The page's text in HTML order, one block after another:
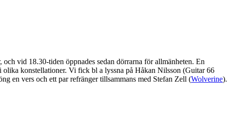
vid 18.30-tiden öppnades sedan dörrarna för allmänheten. En
olika konstellationer. Vi fick bl a lyssna på Håkan Nilsson (Guitar 66
en vers och ett par refränger tillsammans med Stefan Zell (Wolverine).